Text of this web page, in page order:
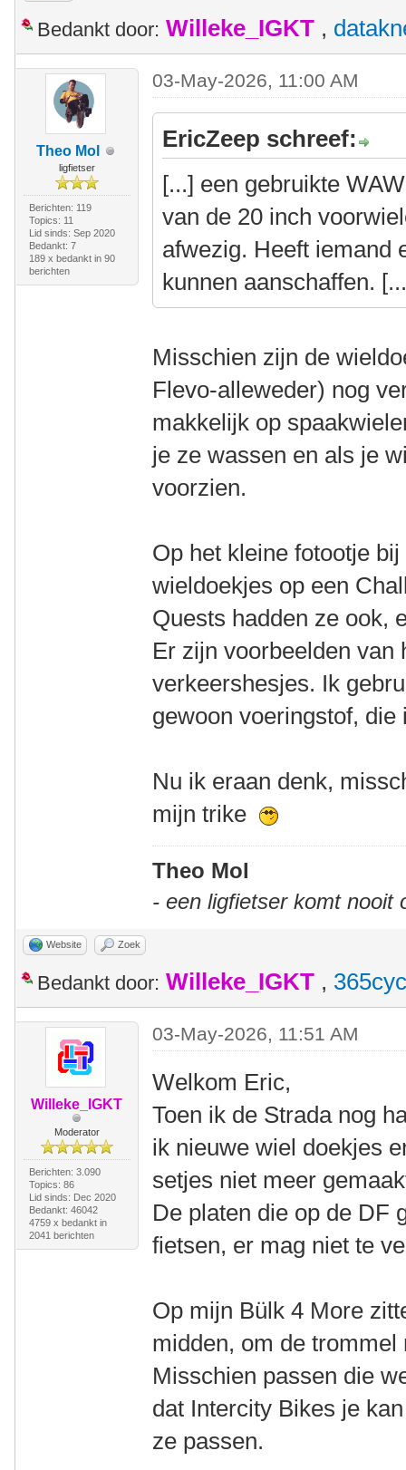
Bedankt door: Willeke_IGKT ,
Theo Mol
ligfietser
Berichten: 119
Topics: 11
Lid sinds: Sep 2020
Bedankt: 7
189 x bedankt in 90
berichten
03-May-2026, 11:00 AM
EricZeep schreef:
[...] een gebruikte
van de 20 inch
afwezig. Heeft iemand
kunnen aanschaffen.
Misschien zijn de
Flevo-alleweder) nog
makkelijk op
je ze wassen en als je
voorzien.
Op het kleine fotootje
wieldoekjes op een
Quests hadden ze ook,
Er zijn voorbeelden van
verkeershesjes. Ik
gewoon voeringstof,
Nu ik eraan denk,
mijn trike
Theo Mol
- een ligfietser komt nooit
Website Zoek
Bedankt door: Willeke_IGKT ,
Willeke_IGKT
Moderator
Berichten: 3.090
Topics: 86
Lid sinds: Dec 2020
Bedankt: 46042
4759 x bedankt in
2041 berichten
03-May-2026, 11:51 AM
Welkom Eric,
Toen ik de Strada nog
ik nieuwe wiel doekjes
setjes niet meer
De platen die op de DF
fietsen, er mag niet te
Op mijn Bülk 4 More
midden, om de trommel
Misschien passen die
dat Intercity Bikes je
ze passen.